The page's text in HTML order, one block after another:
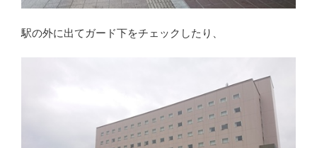
駅の外に出てガード下をチェックしたり、